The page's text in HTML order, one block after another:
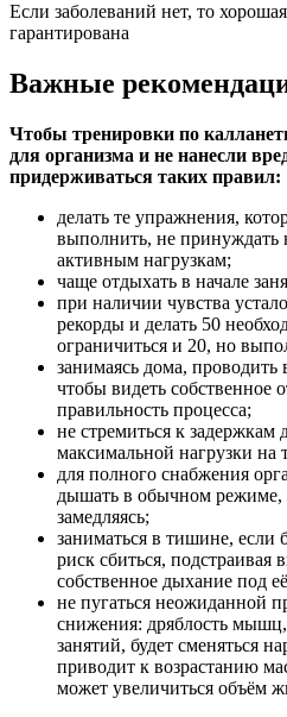
Если заболеваний нет, то
гарантирована
Важные
Чтобы тренировки по
для организма и не нанесли
придерживаться таких правил:
делать те упражнения,
выполнить, не принуждать
активным нагрузкам;
чаще отдыхать в начале
при наличии чувства
рекорды и делать 50
ограничиться и 20, но
занимаясь дома, проводить
чтобы видеть собственное
правильность процесса;
не стремиться к
максимальной нагрузки на
для полного снабжения
дышать в обычном режиме,
замедляясь;
заниматься в тишине, если
риск сбиться,
собственное дыхание под
не пугаться неожиданной
снижения: дряблость
занятий, будет сменяться
приводит к возрастанию
может увеличиться объём